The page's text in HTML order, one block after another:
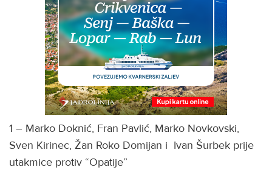
1 – Marko Doknić, Fran Pavlić, Marko Novkovski,
Sven Kirinec, Žan Roko Domijan i Ivan Šurbek prije
utakmice protiv “Opatije”